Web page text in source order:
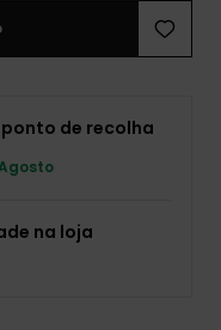
de recolha
na loja